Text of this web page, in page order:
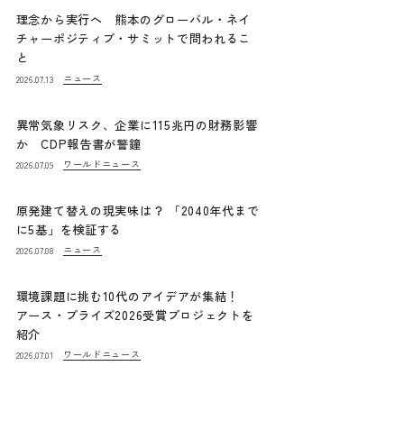
理念から実行へ 熊本のグローバル・ネイ
チャーポジティブ・サミットで問われるこ
と
2026.07.13 ニュース
異常気象リスク、企業に115兆円の財務影響
か CDP報告書が警鐘
2026.07.09 ワールドニュース
原発建て替えの現実味は？ 「2040年代まで
に5基」を検証する
2026.07.08 ニュース
環境課題に挑む10代のアイデアが集結！
アース・プライズ2026受賞プロジェクトを
紹介
2026.07.01 ワールドニュース